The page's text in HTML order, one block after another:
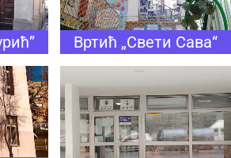
Вртић „Свети Сава“